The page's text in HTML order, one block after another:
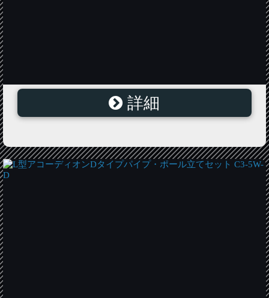
L型アコーディオンEタイプパイプ・ポール立てセット
詳細